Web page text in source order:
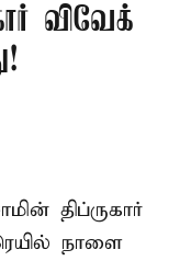
விவேக்
திப்ருகார்
நாளை